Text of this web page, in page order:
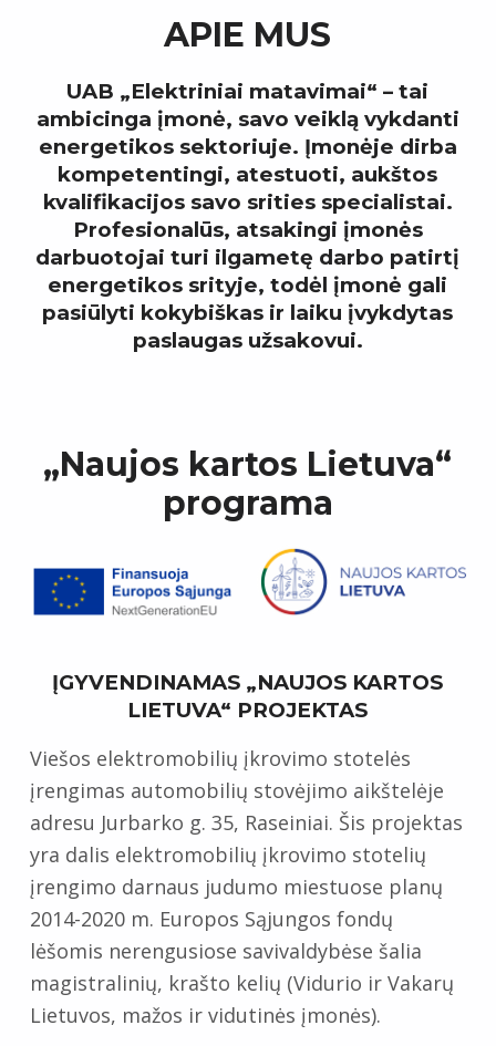
APIE MUS
UAB „Elektriniai matavimai“ – tai
ambicinga įmonė, savo veiklą vykdanti
energetikos sektoriuje. Įmonėje dirba
kompetentingi, atestuoti, aukštos
kvalifikacijos savo srities specialistai.
Profesionalūs, atsakingi įmonės
darbuotojai turi ilgametę darbo patirtį
energetikos srityje, todėl įmonė gali
pasiūlyti kokybiškas ir laiku įvykdytas
paslaugas užsakovui.
„Naujos kartos Lietuva“
programa
ĮGYVENDINAMAS „NAUJOS KARTOS
LIETUVA“ PROJEKTAS
Viešos elektromobilių įkrovimo stotelės
įrengimas automobilių stovėjimo aikštelėje
adresu Jurbarko g. 35, Raseiniai. Šis projektas
yra dalis elektromobilių įkrovimo stotelių
įrengimo darnaus judumo miestuose planų
2014-2020 m. Europos Sąjungos fondų
lėšomis nerengusiose savivaldybėse šalia
magistralinių, krašto kelių (Vidurio ir Vakarų
Lietuvos, mažos ir vidutinės įmonės).